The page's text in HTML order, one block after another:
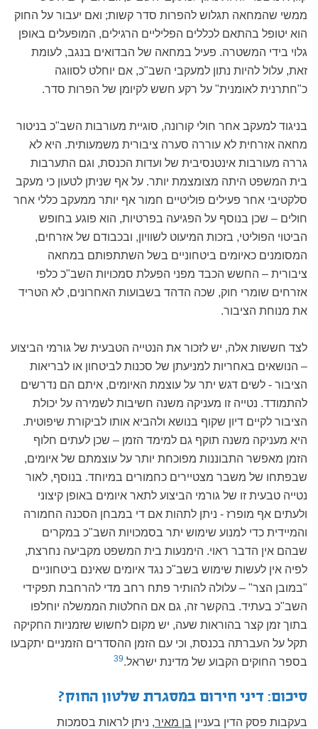
ממשי שהמחאה תגלוש להפרות סדר קשות; ואם יעבור על החוק
הוא יטופל בהתאם לכללים הפליליים הרגילים, המופעלים באופן
גלוי בידי המשטרה. פעיל במחאה של הבדואים בנגב, לעומת
זאת, עלול להיות נתון למעקבי השב"כ, אם יוחלט לסווגה
כ"חתרנית לאומנית" על רקע חשש לקיומן של הפרות סדר.
בניגוד למעקב אחר חולי קורונה, סוגיית מעורבות השב"כ בניטור
מחאה אזרחית לא עוררה סערה ציבורית משמעותית. היא לא
גררה מעורבות אינטנסיבית של ועדות הכנסת, וגם התערבות
בית המשפט היתה מצומצמת יותר. על אף שניתן לטעון כי מעקב
סלקטיבי אחר פעילים פוליטיים חמור אף יותר ממעקב כללי אחר
חולים – שכן בנוסף על הפגיעה בפרטיות, הוא פוגע בחופש
הביטוי הפוליטי, בזכות המיעוט לשוויון, ובכבודם של אזרחים,
המסומנים כאיומים ביטחוניים בשל השתתפותם במחאה
ציבורית – החשש הכבד מפני הפעלת סמכויות השב"כ כלפי
אזרחים שומרי חוק, שכה הדהד בשבועות האחרונים, לא הטריד
את מנוחת הציבור.
לצד חששות אלה, יש לזכור את הנטייה הטבעית של גורמי הביצוע
– הנושאים באחריות למניעתן של סכנות לביטחון או לבריאות
הציבור - לשים דגש יתר על עוצמת האיומים, איתם הם נדרשים
להתמודד. נטייה זו מעניקה משנה חשיבות לשמירה על יכולת
הציבור לקיים דיון שקוף בנושא ולהביא אותו לביקורת שיפוטית.
היא מעניקה משנה תוקף גם למימד הזמן – שכן לעתים חלוף
הזמן מאפשר התבוננות מפוכחת יותר על עוצמתם של איומים,
שבפתחו של משבר מצטיירים כחמורים במיוחד. בנוסף, לאור
נטייה טבעית זו של גורמי הביצוע לתאר איומים באופן קיצוני
ולעתים אף מופרז - ניתן לתהות אם די במבחן הסכנה החמורה
והמיידית כדי למנוע שימוש יתר בסמכויות השב"כ במקרים
שבהם אין הדבר ראוי. הימנעות בית המשפט מקביעה נחרצת,
לפיה אין לעשות שימוש בשב"כ נגד איומים שאינם ביטחוניים
"במובן הצר" – עלולה להותיר פתח רחב מדי להרחבת תפקידי
השב"כ בעתיד. בהקשר זה, גם אם החלטות הממשלה יוחלפו
בתוך זמן קצר בהוראות שעה, יש מקום לחשוש שזמניות החקיקה
תקל על העברתה בכנסת, וכי עם הזמן ההסדרים הזמניים יתקבעו
בספר החוקים הקבוע של מדינת ישראל.39
סיכום: דיני חירום במסגרת שלטון החוק?
בעקבות פסק הדין בעניין בן מאיר, ניתן לראות בסמכות